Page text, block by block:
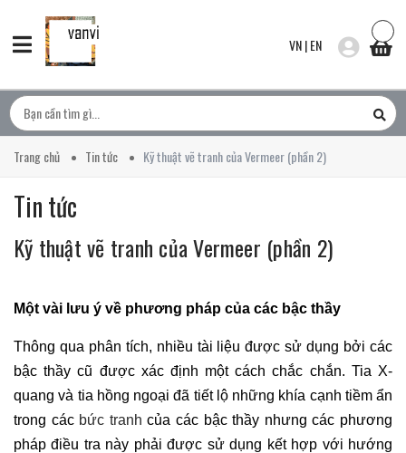
VN|EN
Trang chủ Tin tức Kỹ thuật vẽ tranh của Vermeer (phần 2)
Tin tức
Kỹ thuật vẽ tranh của Vermeer (phần 2)
Một vài lưu ý về phương pháp của các bậc thầy
Thông qua phân tích, nhiều tài liệu được sử dụng bởi các
bậc thầy cũ được xác định một cách chắc chắn. Tia X-
quang và tia hồng ngoại đã tiết lộ những khía cạnh tiềm ẩn
trong các bức tranh của các bậc thầy nhưng các phương
pháp điều tra này phải được sử dụng kết hợp với hướng